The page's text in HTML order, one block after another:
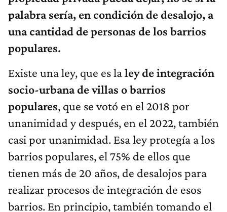
palabra sería, en condición de desalojo, a
una cantidad de personas de los barrios
populares.
Existe una ley, que es laley de integración
socio-urbana de villas o barrios
populares, que se votó en el 2018 por
unanimidad y después, en el 2022, también
casi por unanimidad. Esa ley protegía a los
barrios populares, el 75% de ellos que
tienen más de 20 años, de desalojos para
realizar procesos de integración de esos
barrios. En principio, también tomando el